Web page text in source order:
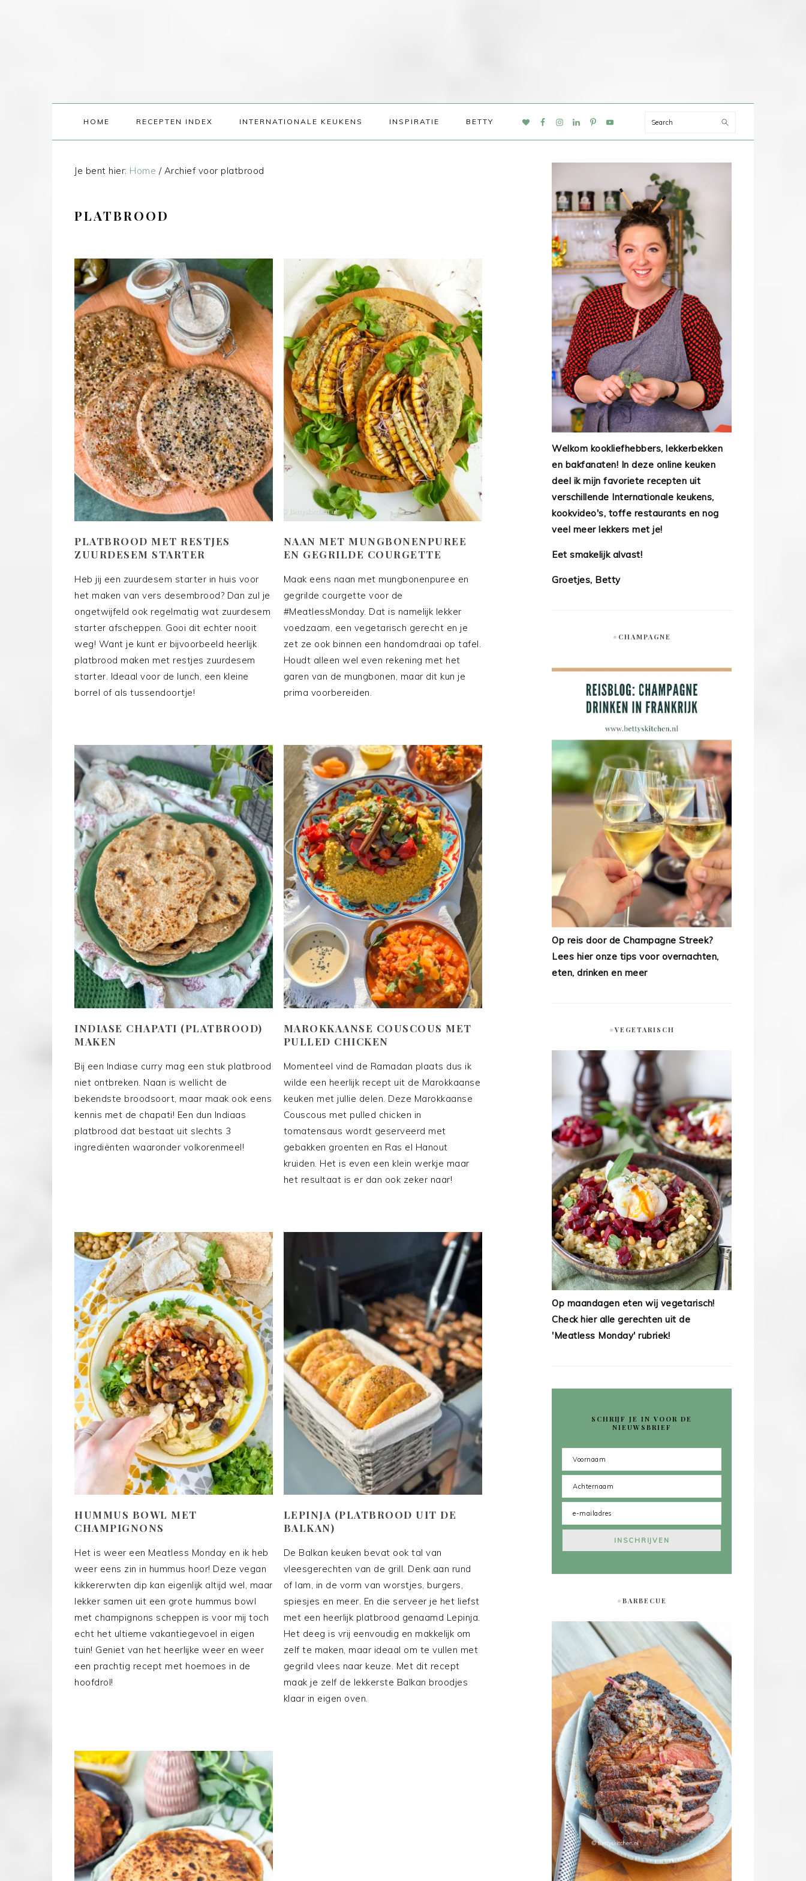
HOME RECEPTEN INDEX INTERNATIONALE KEUKENS INSPIRATIE BETTY
NAV
Search
Je bent hier: Home /Archief voor platbrood
PLATBROOD
PLATBROOD MET RESTJES
ZUURDESEM STARTER
Heb jij een zuurdesem starter in huis voor
het maken van vers desembrood? Dan zul je
ongetwijfeld ook regelmatig wat zuurdesem
starter afscheppen. Gooi dit echter nooit
weg! Want je kunt er bijvoorbeeld heerlijk
platbrood maken met restjes zuurdesem
starter. Ideaal voor de lunch, een kleine
borrel of als tussendoortje!
NAAN MET MUNGBONENPUREE
EN GEGRILDE COURGETTE
Maak eens naan met mungbonenpuree en
gegrilde courgette voor de
#MeatlessMonday. Dat is namelijk lekker
voedzaam, een vegetarisch gerecht en je
zet ze ook binnen een handomdraai op tafel.
Houdt alleen wel even rekening met het
garen van de mungbonen, maar dit kun je
prima voorbereiden.
INDIASE CHAPATI (PLATBROOD)
MAKEN
Bij een Indiase curry mag een stuk platbrood
niet ontbreken. Naan is wellicht de
bekendste broodsoort, maar maak ook eens
kennis met de chapati! Een dun Indiaas
platbrood dat bestaat uit slechts 3
ingrediënten waaronder volkorenmeel!
MAROKKAANSE COUSCOUS MET
PULLED CHICKEN
Momenteel vind de Ramadan plaats dus ik
wilde een heerlijk recept uit de Marokkaanse
keuken met jullie delen. Deze Marokkaanse
Couscous met pulled chicken in
tomatensaus wordt geserveerd met
gebakken groenten en Ras el Hanout
kruiden. Het is even een klein werkje maar
het resultaat is er dan ook zeker naar!
HUMMUS BOWL MET
CHAMPIGNONS
Het is weer een Meatless Monday en ik heb
weer eens zin in hummus hoor! Deze vegan
kikkererwten dip kan eigenlijk altijd wel, maar
lekker samen uit een grote hummus bowl
met champignons scheppen is voor mij toch
echt het ultieme vakantiegevoel in eigen
tuin! Geniet van het heerlijke weer en weer
een prachtig recept met hoemoes in de
hoofdrol!
LEPINJA (PLATBROOD UIT DE
BALKAN)
De Balkan keuken bevat ook tal van
vleesgerechten van de grill. Denk aan rund
of lam, in de vorm van worstjes, burgers,
spiesjes en meer. En die serveer je het liefst
met een heerlijk platbrood genaamd Lepinja.
Het deeg is vrij eenvoudig en makkelijk om
zelf te maken, maar ideaal om te vullen met
gegrild vlees naar keuze. Met dit recept
maak je zelf de lekkerste Balkan broodjes
klaar in eigen oven.
Welkom kookliefhebbers, lekkerbekken
en bakfanaten! In deze online keuken
deel ik mijn favoriete recepten uit
verschillende Internationale keukens,
kookvideo's, toffe restaurants en nog
veel meer lekkers met je!
Eet smakelijk alvast!
Groetjes, Betty
#CHAMPAGNE
Op reis door de Champagne Streek?
Lees hier onze tips voor overnachten,
eten, drinken en meer
#VEGETARISCH
Op maandagen eten wij vegetarisch!
Check hier alle gerechten uit de
'Meatless Monday' rubriek!
SCHRIJF JE IN VOOR DE
NIEUWSBRIEF
#BARBECUE